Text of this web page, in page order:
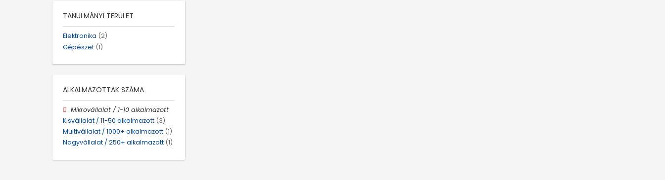
TANULMÁNYI TERÜLET
Elektronika (2)
Gépészet (1)
ALKALMAZOTTAK SZÁMA
Mikrovállalat / 1-10 alkalmazott
Kisvállalat / 11-50 alkalmazott (3)
Multivállalat / 1000+ alkalmazott (1)
Nagyvállalat / 250+ alkalmazott (1)